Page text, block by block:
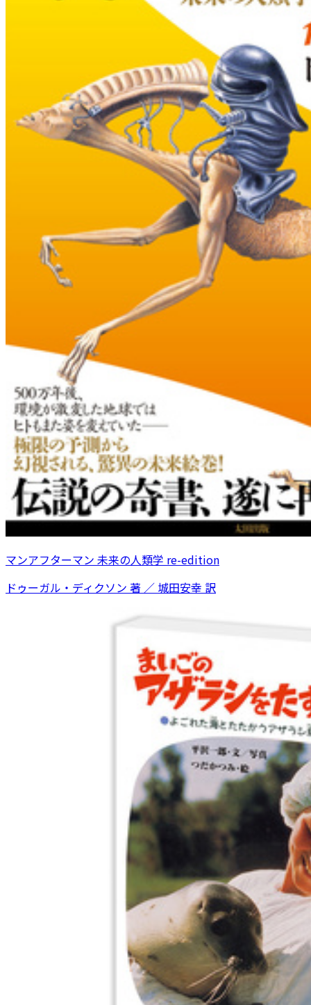
マンアフターマン 未来の人類学 re-edition
ドゥーガル・ディクソン 著 ／ 城田安幸 訳